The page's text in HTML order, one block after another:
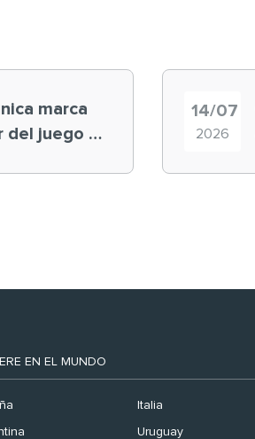
marca
juego en
14/07
2026
EN EL MUNDO
Italia
Uruguay